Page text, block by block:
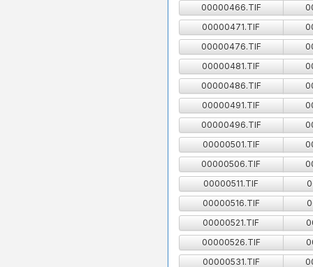
00000466.TIF
00000471.TIF
00000476.TIF
00000481.TIF
00000486.TIF
00000491.TIF
00000496.TIF
00000501.TIF
00000506.TIF
00000511.TIF
00000516.TIF
00000521.TIF
00000526.TIF
00000531.TIF